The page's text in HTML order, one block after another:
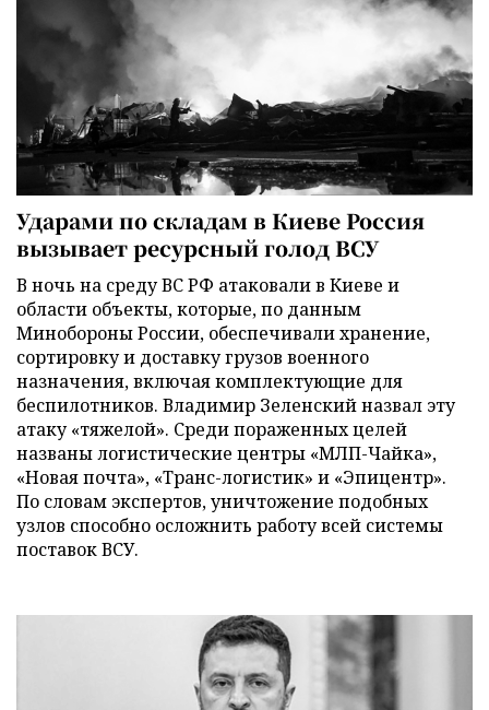
Ударами по складам в Киеве Россия
вызывает ресурсный голод ВСУ
В ночь на среду ВС РФ атаковали в Киеве и
области объекты, которые, по данным
Минобороны России, обеспечивали хранение,
сортировку и доставку грузов военного
назначения, включая комплектующие для
беспилотников. Владимир Зеленский назвал эту
атаку «тяжелой». Среди пораженных целей
названы логистические центры «МЛП-Чайка»,
«Новая почта», «Транс-логистик» и «Эпицентр».
По словам экспертов, уничтожение подобных
узлов способно осложнить работу всей системы
поставок ВСУ.